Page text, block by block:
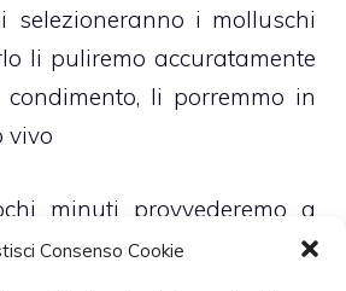
Consenso Cookie
selezioneranno i molluschi
li puliremo accuratamente
li porremmo in
vivo
minuti provvederemo a
eventualmente rimasti